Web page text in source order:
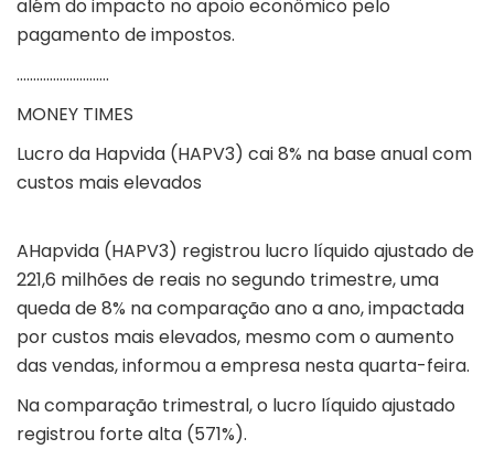
além do impacto no apoio econômico pelo
pagamento de impostos.
……………………….
MONEY TIMES
Lucro da Hapvida (HAPV3) cai 8% na base anual com
custos mais elevados
AHapvida (HAPV3) registrou lucro líquido ajustado de
221,6 milhões de reais no segundo trimestre, uma
queda de 8% na comparação ano a ano, impactada
por custos mais elevados, mesmo com o aumento
das vendas, informou a empresa nesta quarta-feira.
Na comparação trimestral, o lucro líquido ajustado
registrou forte alta (571%).